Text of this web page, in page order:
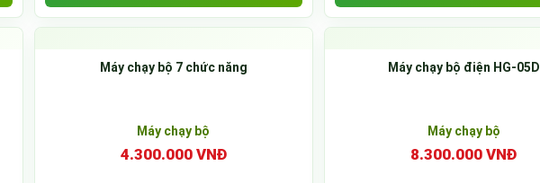
Máy chạy bộ 7 chức năng
Máy chạy bộ
4.300.000 VNĐ
Máy chạy bộ điện HG-05D
Máy chạy bộ
8.300.000 VNĐ